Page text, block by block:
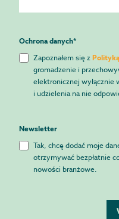
Ochrona danych*
Zapoznałem się z
gromadzenie i
elektronicznej wyłącznie
i udzielenia na nie
Newsletter
Tak, chcę dodać moje
otrzymywać bezpłatnie
nowości branżowe.